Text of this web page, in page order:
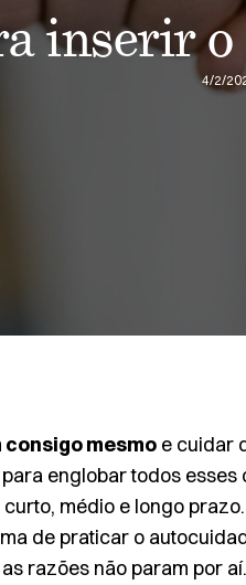
inserir
4/2/
consigo mesmo e cuidar
englobar todos
médio e longo
de praticar o
razões não param por